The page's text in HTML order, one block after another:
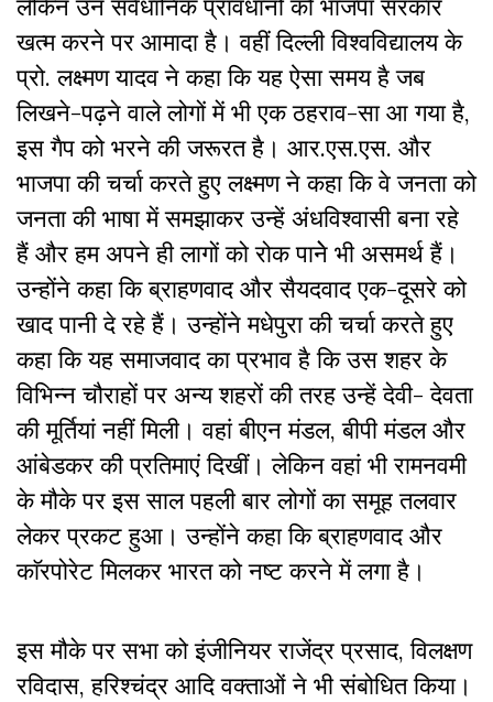
लेकिन उन संवैधानिक प्रावधानों को भाजपा सरकार
खत्म करने पर आमादा है। वहीं दिल्ली विश्वविद्यालय के
प्रो. लक्ष्मण यादव ने कहा कि यह ऐसा समय है जब
लिखने-पढ़ने वाले लोगों में भी एक ठहराव-सा आ गया है,
इस गैप को भरने की जरूरत है। आर.एस.एस. और
भाजपा की चर्चा करते हुए लक्ष्मण ने कहा कि वे जनता को
जनता की भाषा में समझाकर उन्हें अंधविश्वासी बना रहे
हैं और हम अपने ही लागों को रोक पानेे भी असमर्थ हैं।
उन्होंने कहा कि ब्राहणवाद और सैयदवाद एक-दूसरे को
खाद पानी दे रहे हैं। उन्होंने मधेपुरा की चर्चा करते हुए
कहा कि यह समाजवाद का प्रभाव है कि उस शहर के
विभिन्न चौराहों पर अन्य शहरों की तरह उन्हें देवी- देवता
की मूर्तियां नहीं मिली। वहां बीएन मंडल, बीपी मंडल और
आंबेडकर की प्रतिमाएं दिखीं। लेकिन वहां भी रामनवमी
के मौके पर इस साल पहली बार लोगों का समूह तलवार
लेकर प्रकट हुआ। उन्होंने कहा कि ब्राहणवाद और
काॅरपोरेट मिलकर भारत को नष्ट करने में लगा है।
इस मौके पर सभा को इंजीनियर राजेंद्र प्रसाद, विलक्षण
रविदास, हरिश्चंद्र आदि वक्ताओं ने भी संबोधित किया।